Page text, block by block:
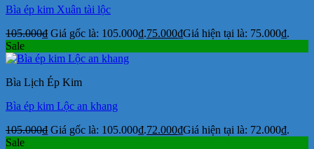
Bìa ép kim Xuân tài lộc
105.000₫ Giá gốc là: 105.000₫.75.000₫Giá hiện tại là: 75.000₫.
Sale
Bìa Lịch Ép Kim
Bìa ép kim Lộc an khang
105.000₫ Giá gốc là: 105.000₫.72.000₫Giá hiện tại là: 72.000₫.
Sale